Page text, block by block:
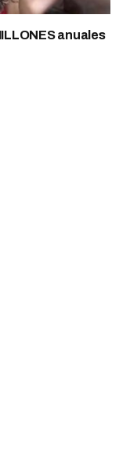
anuales